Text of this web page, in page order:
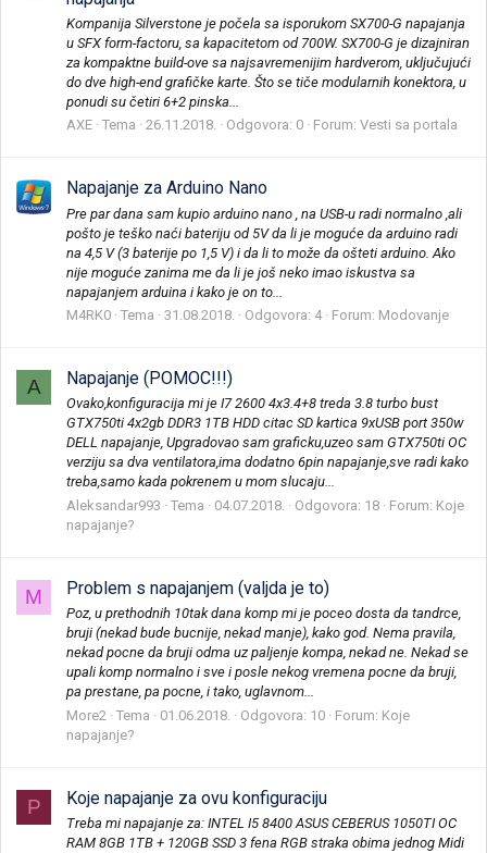
Kompanija Silverstone je počela sa isporukom SX700-G napajanja
u SFX form-factoru, sa kapacitetom od 700W. SX700-G je dizajniran
za kompaktne build-ove sa najsavremenijim hardverom, uključujući
do dve high-end grafičke karte. Što se tiče modularnih konektora, u
ponudi su četiri 6+2 pinska...
AXE Tema 26.11.2018. Odgovora: 0 Forum: Vesti sa portala
Napajanje za Arduino Nano
Pre par dana sam kupio arduino nano , na USB-u radi normalno ,ali
pošto je teško naći bateriju od 5V da li je moguće da arduino radi
na 4,5 V (3 baterije po 1,5 V) i da li to može da ošteti arduino. Ako
nije moguće zanima me da li je još neko imao iskustva sa
napajanjem arduina i kako je on to...
M4RK0 Tema 31.08.2018. Odgovora: 4 Forum: Modovanje
A Napajanje (POMOC!!!)
Ovako,konfiguracija mi je I7 2600 4x3.4+8 treda 3.8 turbo bust
GTX750ti 4x2gb DDR3 1TB HDD citac SD kartica 9xUSB port 350w
DELL napajanje, Upgradovao sam graficku,uzeo sam GTX750ti OC
verziju sa dva ventilatora,ima dodatno 6pin napajanje,sve radi kako
treba,samo kada pokrenem u mom slucaju...
Aleksandar993
Tema 04.07.2018. Odgovora: 18 Forum: Koje
napajanje?
M Problem s napajanjem (valjda je to)
Poz, u prethodnih 10tak dana komp mi je poceo dosta da tandrce,
bruji (nekad bude bucnije, nekad manje), kako god. Nema pravila,
nekad pocne da bruji odma uz paljenje kompa, nekad ne. Nekad se
upali komp normalno i sve i posle nekog vremena pocne da bruji,
pa prestane, pa pocne, i tako, uglavnom...
More2
Tema 01.06.2018. Odgovora: 10 Forum: Koje
napajanje?
P Koje napajanje za ovu konfiguraciju
Treba mi napajanje za: INTEL I5 8400 ASUS CEBERUS 1050TI OC
RAM 8GB 1TB + 120GB SSD 3 fena RGB straka obima jednog Midi